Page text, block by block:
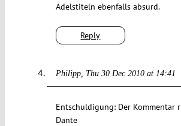
Reply
Adelstiteln ebenfalls absurd.
Philipp Thu 30 Dec 2010 at 14:41
Entschuldigung: Der Kommentar
Dante